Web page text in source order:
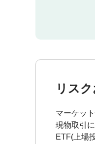
リス
マーケッ
現物取引
ETF(上場